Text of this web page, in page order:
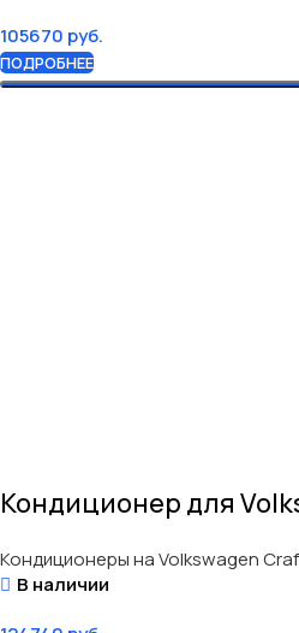
105670 руб.
ПОДРОБНЕЕ
Кондиционер для
Кондиционеры на Volkswagen
В наличии